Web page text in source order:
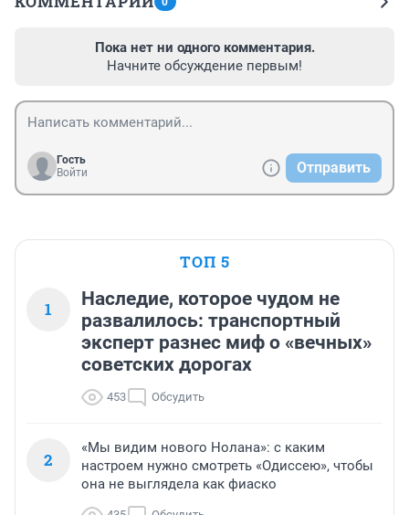
Пока нет ни одного комментария.
Начните обсуждение первым!
Гость
Войти
Отправить
ТОП 5
1
Наследие, которое чудом не
развалилось: транспортный
эксперт разнес миф о «вечных»
советских дорогах
453 Обсудить
2
«Мы видим нового Нолана»: с каким
настроем нужно смотреть «Одиссею», чтобы
она не выглядела как фиаско